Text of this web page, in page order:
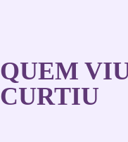
QUEM
CURTIU